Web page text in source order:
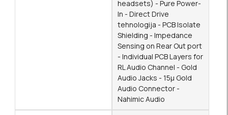
headsets) - Pure Power-
In - Direct Drive
tehnologija - PCB Isolate
Shielding - Impedance
Sensing on Rear Out port
- Individual PCB Layers for
RL Audio Channel - Gold
Audio Jacks - 15μ Gold
Audio Connector -
Nahimic Audio